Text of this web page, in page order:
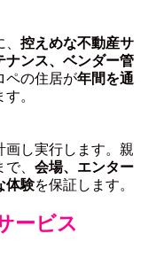
控えめな不動産サ
ナンス、ベンダー管
ペの住居が年間を通
。
画し実行します。親
、 会場、エンター
体験を保証します。
ービス